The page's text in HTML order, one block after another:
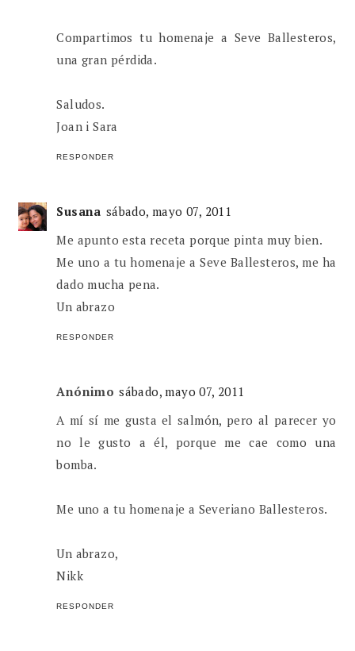
Compartimos tu homenaje a Seve Ballesteros,
una gran pérdida.
Saludos.
Joan i Sara
RESPONDER
Susana sábado, mayo 07, 2011
Me apunto esta receta porque pinta muy bien.
Me uno a tu homenaje a Seve Ballesteros, me ha
dado mucha pena.
Un abrazo
RESPONDER
Anónimo sábado, mayo 07, 2011
A mí sí me gusta el salmón, pero al parecer yo
no le gusto a él, porque me cae como una
bomba.
Me uno a tu homenaje a Severiano Ballesteros.
Un abrazo,
Nikk
RESPONDER